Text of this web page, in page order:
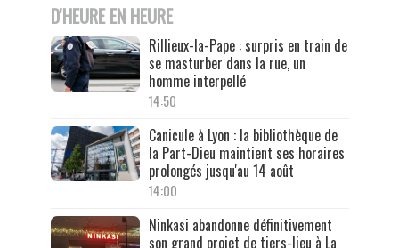
D'HEURE EN HEURE
Rillieux-la-Pape : surpris en train de
se masturber dans la rue, un
homme interpellé
14:50
Canicule à Lyon : la bibliothèque de
la Part-Dieu maintient ses horaires
prolongés jusqu'au 14 août
14:00
Ninkasi abandonne définitivement
son grand projet de tiers-lieu à La